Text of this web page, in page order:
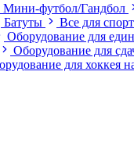
Мини-футбол/Гандбол
Батуты Все для
Оборудование для
Оборудование для
для хоккея